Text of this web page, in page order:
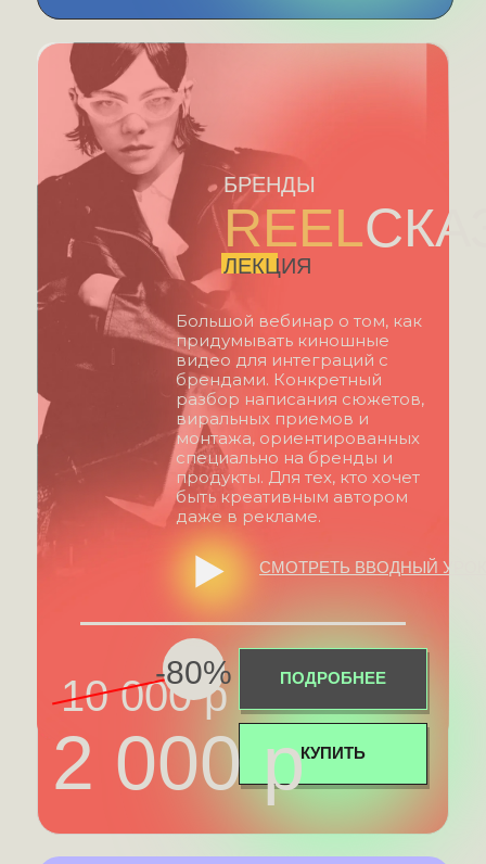
REEL
ЛЕКЦИЯ
БРЕНДЫ
Большой вебинар о том, как
придумывать киношные
видео для интеграций с
брендами. Конкретный
разбор написания сюжетов,
виральных приемов и
монтажа, ориентированных
специально на бренды и
продукты. Для тех, кто хочет
быть креативным автором
даже в рекламе.
КУПИТЬ
ПОДРОБНЕЕ
2 000 р
10 000 р
-80%
СМОТРЕТЬ ВВОДНЫЙ УРОК